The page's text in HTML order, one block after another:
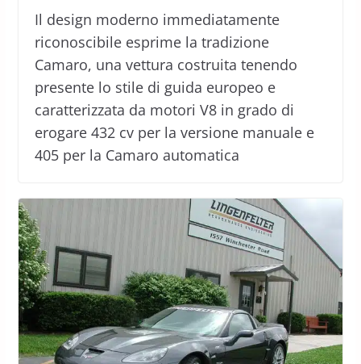
Il design moderno immediatamente
riconoscibile esprime la tradizione
Camaro, una vettura costruita tenendo
presente lo stile di guida europeo e
caratterizzata da motori V8 in grado di
erogare 432 cv per la versione manuale e
405 per la Camaro automatica